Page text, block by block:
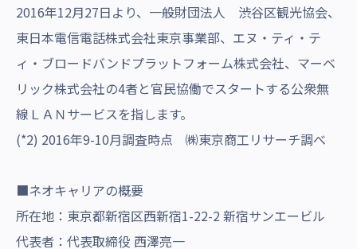
2016年12月27日より、一般財団法人 渋谷区観光協会、
東日本電信電話株式会社東京事業部、エヌ・ティ・テ
ィ・ブロードバンドプラットフォーム株式会社、マーベ
リック株式会社の4者と官民協働でスタートする公衆無
線ＬＡＮサービスを指します。
(*2) 2016年9-10月調査時点 ㈱東京商工リサーチ調べ
■ネオキャリアの概要
所在地：東京都新宿区西新宿1-22-2 新宿サンエービル
代表者：代表取締役 西澤亮一